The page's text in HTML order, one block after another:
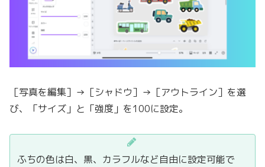
［写真を編集］→［シャドウ］→［アウトライン］を選
び、「サイズ」と「強度」を100に設定。
ふちの色は白、黒、カラフルなど自由に設定可能で